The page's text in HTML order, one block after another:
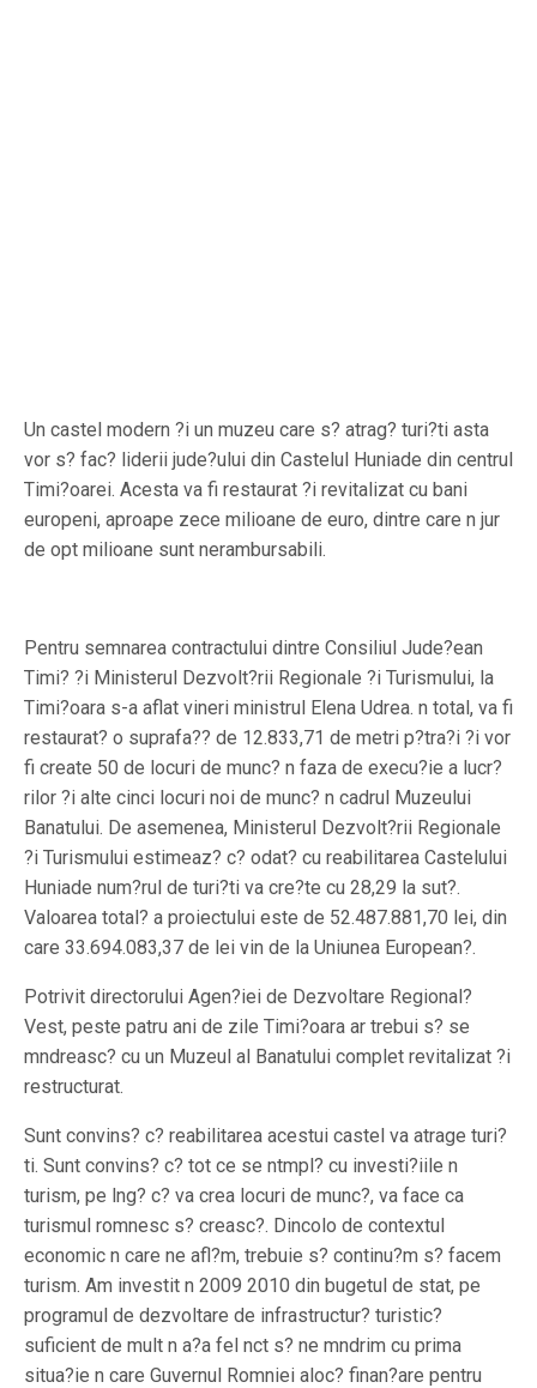
Un castel modern ?i un muzeu care s? atrag? turi?ti asta
vor s? fac? liderii jude?ului din Castelul Huniade din centrul
Timi?oarei. Acesta va fi restaurat ?i revitalizat cu bani
europeni, aproape zece milioane de euro, dintre care n jur
de opt milioane sunt nerambursabili.
Pentru semnarea contractului dintre Consiliul Jude?ean
Timi? ?i Ministerul Dezvolt?rii Regionale ?i Turismului, la
Timi?oara s-a aflat vineri ministrul Elena Udrea. n total, va fi
restaurat? o suprafa?? de 12.833,71 de metri p?tra?i ?i vor
fi create 50 de locuri de munc? n faza de execu?ie a lucr?
rilor ?i alte cinci locuri noi de munc? n cadrul Muzeului
Banatului. De asemenea, Ministerul Dezvolt?rii Regionale
?i Turismului estimeaz? c? odat? cu reabilitarea Castelului
Huniade num?rul de turi?ti va cre?te cu 28,29 la sut?.
Valoarea total? a proiectului este de 52.487.881,70 lei, din
care 33.694.083,37 de lei vin de la Uniunea European?.
Potrivit directorului Agen?iei de Dezvoltare Regional?
Vest, peste patru ani de zile Timi?oara ar trebui s? se
mndreasc? cu un Muzeul al Banatului complet revitalizat ?i
restructurat.
Sunt convins? c? reabilitarea acestui castel va atrage turi?
ti. Sunt convins? c? tot ce se ntmpl? cu investi?iile n
turism, pe lng? c? va crea locuri de munc?, va face ca
turismul romnesc s? creasc?. Dincolo de contextul
economic n care ne afl?m, trebuie s? continu?m s? facem
turism. Am investit n 2009 2010 din bugetul de stat, pe
programul de dezvoltare de infrastructur? turistic?
suficient de mult n a?a fel nct s? ne mndrim cu prima
situa?ie n care Guvernul Romniei aloc? finan?are pentru